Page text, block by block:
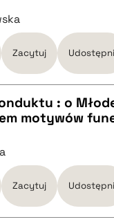
Zacytuj
: o
motywów
Zacytuj